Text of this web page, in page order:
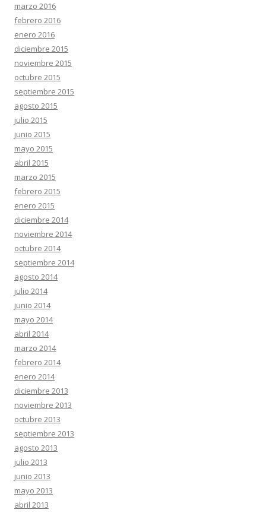
marzo 2016
febrero 2016
enero 2016
diciembre 2015
noviembre 2015
octubre 2015
septiembre 2015
agosto 2015
julio 2015
junio 2015
mayo 2015
abril 2015
marzo 2015
febrero 2015
enero 2015
diciembre 2014
noviembre 2014
octubre 2014
septiembre 2014
agosto 2014
julio 2014
junio 2014
mayo 2014
abril 2014
marzo 2014
febrero 2014
enero 2014
diciembre 2013
noviembre 2013
octubre 2013
septiembre 2013
agosto 2013
julio 2013
junio 2013
mayo 2013
abril 2013